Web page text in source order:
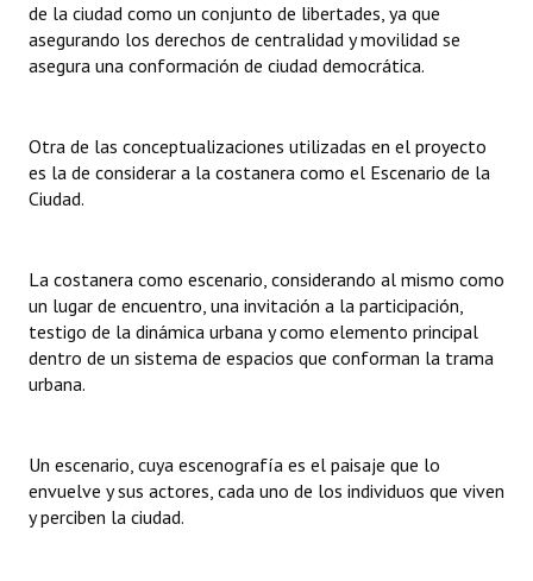
de la ciudad como un conjunto de libertades, ya que
asegurando los derechos de centralidad y movilidad se
asegura una conformación de ciudad democrática.
Otra de las conceptualizaciones utilizadas en el proyecto
es la de considerar a la costanera como el Escenario de la
Ciudad.
La costanera como escenario, considerando al mismo como
un lugar de encuentro, una invitación a la participación,
testigo de la dinámica urbana y como elemento principal
dentro de un sistema de espacios que conforman la trama
urbana.
Un escenario, cuya escenografía es el paisaje que lo
envuelve y sus actores, cada uno de los individuos que viven
y perciben la ciudad.